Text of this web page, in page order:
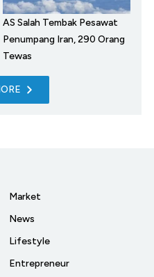
AS Salah Tembak Pesawat
Penumpang Iran, 290 Orang
Tewas
Market
News
Lifestyle
Entrepreneur